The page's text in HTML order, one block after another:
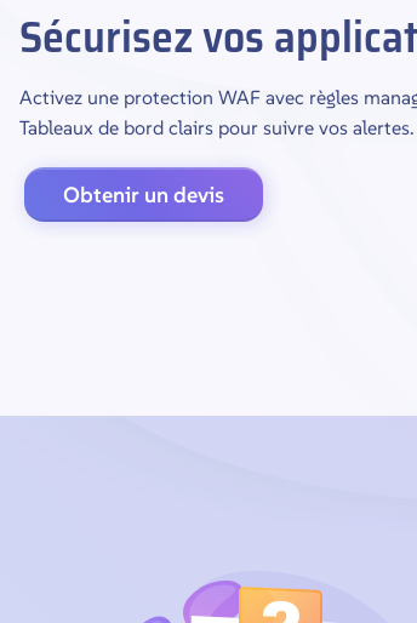
Sécurisez vos
Activez une protection WAF avec règles
Tableaux de bord clairs pour suivre vos
Obtenir un devis